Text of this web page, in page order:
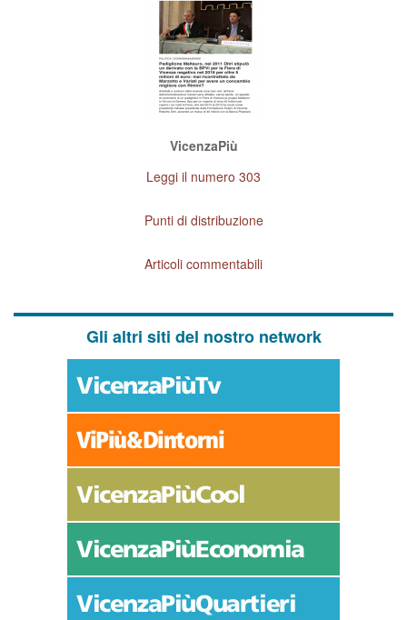
VicenzaPiù
Leggi il numero 303
Punti di distribuzione
Articoli commentabili
Gli altri siti del nostro network